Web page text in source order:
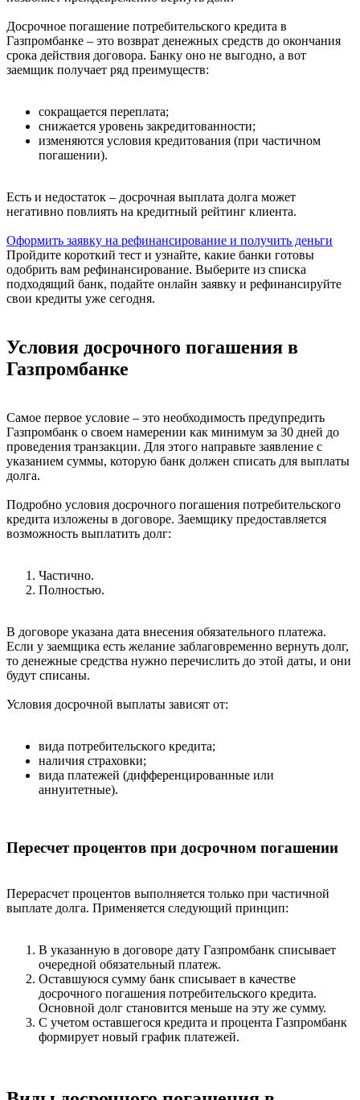
Досрочное погашение потребительского кредита в
Газпромбанке – это возврат денежных средств до окончания
срока действия договора. Банку оно не выгодно, а вот
заемщик получает ряд преимуществ:
сокращается переплата;
снижается уровень закредитованности;
изменяются условия кредитования (при частичном
погашении).
Есть и недостаток – досрочная выплата долга может
негативно повлиять на кредитный рейтинг клиента.
Оформить заявку на рефинансирование и получить деньги
Пройдите короткий тест и узнайте, какие банки готовы
одобрить вам рефинансирование. Выберите из списка
подходящий банк, подайте онлайн заявку и рефинансируйте
свои кредиты уже сегодня.
Условия досрочного погашения в
Газпромбанке
Самое первое условие – это необходимость предупредить
Газпромбанк о своем намерении как минимум за 30 дней до
проведения транзакции. Для этого направьте заявление с
указанием суммы, которую банк должен списать для выплаты
долга.
Подробно условия досрочного погашения потребительского
кредита изложены в договоре. Заемщику предоставляется
возможность выплатить долг:
Частично.
Полностью.
В договоре указана дата внесения обязательного платежа.
Если у заемщика есть желание заблаговременно вернуть долг,
то денежные средства нужно перечислить до этой даты, и они
будут списаны.
Условия досрочной выплаты зависят от:
вида потребительского кредита;
наличия страховки;
вида платежей (дифференцированные или
аннуитетные).
Пересчет процентов при досрочном погашении
Перерасчет процентов выполняется только при частичной
выплате долга. Применяется следующий принцип:
В указанную в договоре дату Газпромбанк списывает
очередной обязательный платеж.
Оставшуюся сумму банк списывает в качестве
досрочного погашения потребительского кредита.
Основной долг становится меньше на эту же сумму.
С учетом оставшегося кредита и процента Газпромбанк
формирует новый график платежей.